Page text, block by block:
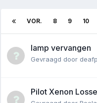
VOR. 8 9 10
lamp vervangen
Gevraagd door
Pilot Xenon